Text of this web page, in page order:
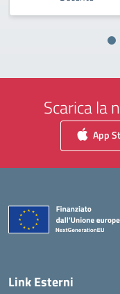
Scarica la
App
Link Esterni